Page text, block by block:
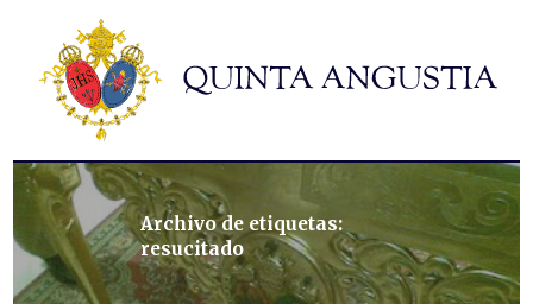
Hermandad
Titulares
Historia y patrimonio
Noticias
Contacto
Formularios
Archivo de etiquetas:
resucitado